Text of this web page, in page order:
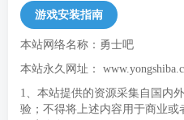
游戏安装指南
本站网络名称：勇士吧
本站永久网址：
1、本站提供的资源采集自国内
验；不得将上述内容用于商业